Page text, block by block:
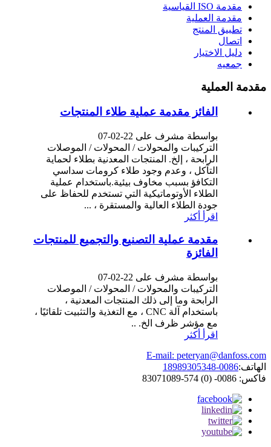
مقدمة ISO القياسية
مقدمة العملية
تطبيق المنتج
اتصال
دليل الاختيار
جمعيه
مقدمة العملية
الفائز مقدمة عملية طلاء المنتجات
بواسطة مشرف على 22-02-07
التركيبات والمحولات / المحولات / الموصلات
الرابحة ، إلخ. المنتجات المعدنية بطلاء لحماية
التآكل ، وعدم وجود طلاء كرومات سداسي
التكافؤ بسبب مخاوف بيئية.باستخدام عملية
الطلاء الأوتوماتيكية التي تستخدم للحفاظ على
جودة الطلاء العالية والمستقرة ، ...
اقرأ أكثر
مقدمة عملية التصنيع والتجميع للمنتجات
الفائزة
بواسطة مشرف على 22-02-07
التركيبات والمحولات / المحولات / الموصلات
الرابحة وما إلى ذلك المنتجات المعدنية ،
باستخدام آلة CNC ، مع التغذية والتثبيت تلقائيًا ،
مع مؤشر ظرف الخ. ..
اقرأ أكثر
E-mail: peteryan@danfoss.com
الهاتف:0086-18989305348
فاكس: 0086- (0) 574-83071089